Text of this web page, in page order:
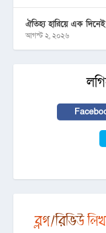
ঐতিহ্য হারিয়ে এক
আগস্ট ২, ২০২৬